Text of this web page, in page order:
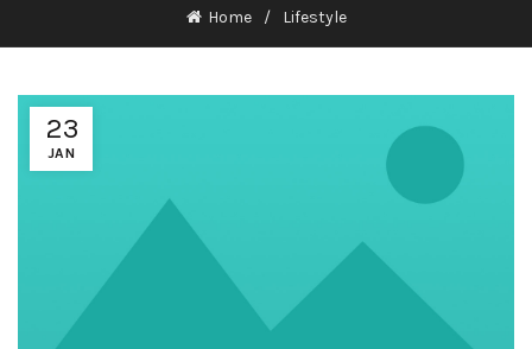
Home Lifestyle
23
JAN